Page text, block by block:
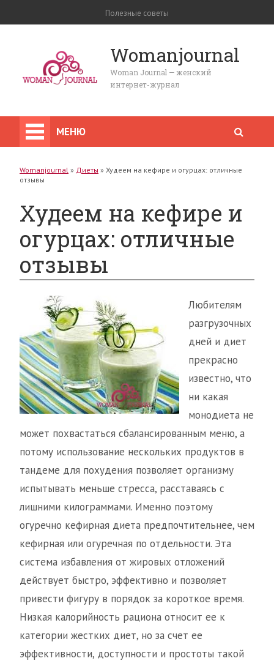
Полезные советы
Womanjournal
Woman Journal — женский
интернет-журнал
МЕНЮ
Womanjournal » Диеты » Худеем на кефире и огурцах: отличные
отзывы
Худеем на кефире и
огурцах: отличные
отзывы
Любителям
разгрузочных
дней и диет
прекрасно
известно, что
ни какая
монодиета не
может похвастаться сбалансированным меню, а
потому использование нескольких продуктов в
тандеме для похудения позволяет организму
испытывать меньше стресса, расставаясь с
лишними килограммами. Именно поэтому
огуречно кефирная диета предпочтительнее, чем
кефирная или огуречная по отдельности. Эта
система избавления от жировых отложений
действует быстро, эффективно и позволяет
привести фигуру в порядок за короткое время.
Низкая калорийность рациона относит ее к
категории жестких диет, но за счет ее
эффективности, доступности и простоты такой